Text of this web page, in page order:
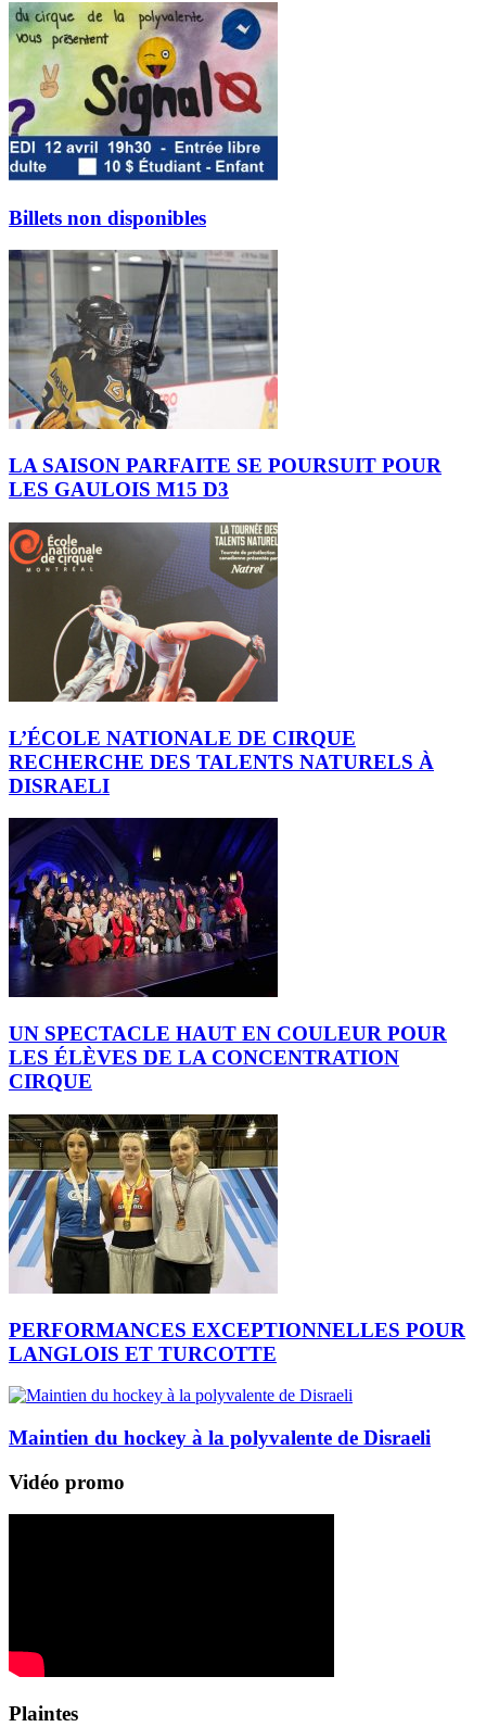
Billets non disponibles
LA SAISON PARFAITE SE POURSUIT POUR
LES GAULOIS M15 D3
L’ÉCOLE NATIONALE DE CIRQUE
RECHERCHE DES TALENTS NATURELS À
DISRAELI
UN SPECTACLE HAUT EN COULEUR POUR
LES ÉLÈVES DE LA CONCENTRATION
CIRQUE
PERFORMANCES EXCEPTIONNELLES POUR
LANGLOIS ET TURCOTTE
Maintien du hockey à la polyvalente de Disraeli
Vidéo promo
Plaintes